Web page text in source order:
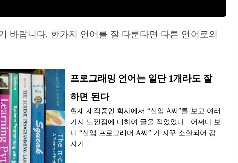
바랍니다. 한가지 언어를 잘 다룬다면 다른 언어로의
프로그래밍 언어는 일단 1개라도 잘
하면 된다
현재 재직중인 회사에서 “신입 A씨”를 보고 여러
가지 느낀점에 대하여 글을 적었었다. 어쩌다 보
니 “신입 프로그래머 A씨” 가 자꾸 소환되어 갑
자기